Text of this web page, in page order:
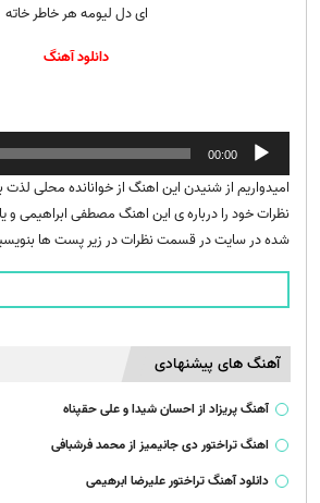
ای دل لیومه هر خاطر خاته
دانلود آهنگ
پخش‌کننده
صوت
00:00
امیدواریم از شنیدن این اهنگ از خوانانده محلی لذت
نظرات خود را درباره ی این اهنگ مصطفی ابراهیمی
شده در سایت در قسمت نظرات در زیر پست ها
آهنگ های پیشنهادی
آهنگ پریزاد از احسان شیدا و علی حقپناه
اهنگ تراختور دی جانیمیز از محمد فرشبافی
دانلود آهنگ تراختور علیرضا ابرهیمی